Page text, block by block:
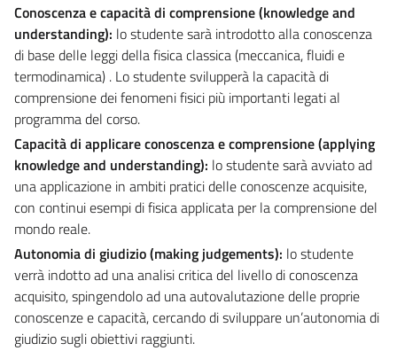
Conoscenza e capacità di comprensione (knowledge and
understanding): lo studente sarà introdotto alla conoscenza
di base delle leggi della fisica classica (meccanica, fluidi e
termodinamica) . Lo studente svilupperà la capacità di
comprensione dei fenomeni fisici più importanti legati al
programma del corso.
Capacità di applicare conoscenza e comprensione (applying
knowledge and understanding): lo studente sarà avviato ad
una applicazione in ambiti pratici delle conoscenze acquisite,
con continui esempi di fisica applicata per la comprensione del
mondo reale.
Autonomia di giudizio (making judgements): lo studente
verrà indotto ad una analisi critica del livello di conoscenza
acquisito, spingendolo ad una autovalutazione delle proprie
conoscenze e capacità, cercando di sviluppare un’autonomia di
giudizio sugli obiettivi raggiunti.